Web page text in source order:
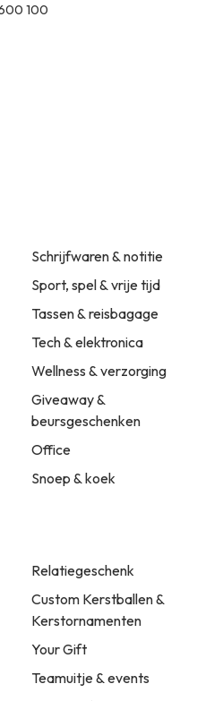
100
Schrijfwaren & notitie
Sport, spel & vrije tijd
Tassen & reisbagage
Tech & elektronica
Wellness & verzorging
Giveaway &
beursgeschenken
Office
Snoep & koek
Relatiegeschenk
Custom Kerstballen &
Kerstornamenten
Your Gift
Teamuitje & events